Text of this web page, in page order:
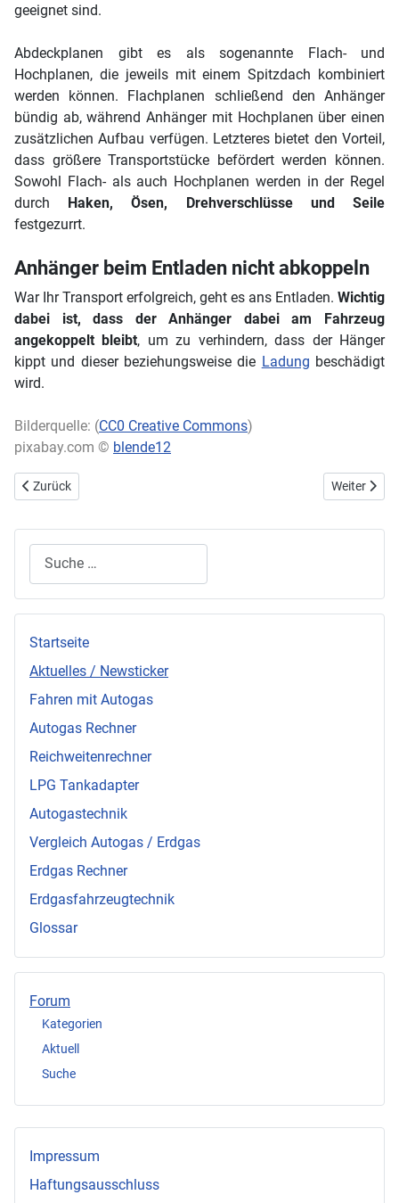
geeignet sind.
Abdeckplanen gibt es als sogenannte Flach- und
Hochplanen, die jeweils mit einem Spitzdach kombiniert
werden können. Flachplanen schließend den Anhänger
bündig ab, während Anhänger mit Hochplanen über einen
zusätzlichen Aufbau verfügen. Letzteres bietet den Vorteil,
dass größere Transportstücke befördert werden können.
Sowohl Flach- als auch Hochplanen werden in der Regel
durch Haken, Ösen, Drehverschlüsse und Seile
festgezurrt.
Anhänger beim Entladen nicht abkoppeln
War Ihr Transport erfolgreich, geht es ans Entladen. Wichtig
dabei ist, dass der Anhänger dabei am Fahrzeug
angekoppelt bleibt, um zu verhindern, dass der Hänger
kippt und dieser beziehungsweise die Ladung beschädigt
wird.
Bilderquelle: (CC0 Creative Commons)
pixabay.com © blende12
Vorheriger Beitrag: Den Innenraum des Autos richtig reinigen - So
Zurück Nächster
Weiter
Startseite
Aktuelles / Newsticker
Fahren mit Autogas
Autogas Rechner
Reichweitenrechner
LPG Tankadapter
Autogastechnik
Vergleich Autogas / Erdgas
Erdgas Rechner
Erdgasfahrzeugtechnik
Glossar
Forum
Kategorien
Aktuell
Suche
Impressum
Haftungsausschluss